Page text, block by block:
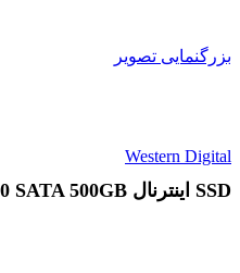
بزرگنمایی تصویر
Western Digital
SSD اینترنال WD Blue SA510 SATA 500GB